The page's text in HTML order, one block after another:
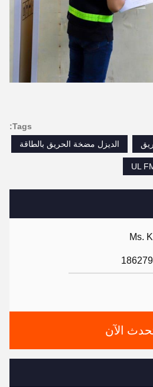
Ms.
الآن
Tags:
الديزل مضخة الحريق بالطاقة